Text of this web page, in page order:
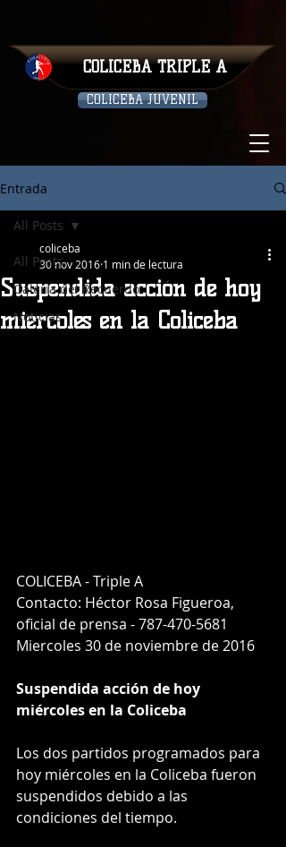
COLICEBA JUVENIL
COLICEBA TRIPLE A
Entrada
All Posts
Galeria del Recuerdo
Noticias
All Posts
Suspendida acción de hoy
miércoles en la Coliceba
coliceba
30 nov 2016 1 min de lectura
COLICEBA - Triple A
Contacto: Héctor Rosa Figueroa,
oficial de prensa - 787-470-5681
Miercoles 30 de noviembre de 2016
Suspendida acción de hoy
miércoles en la Coliceba
Los dos partidos programados para
hoy miércoles en la Coliceba fueron
suspendidos debido a las
condiciones del tiempo.